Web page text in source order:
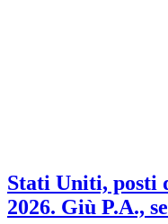
Stati Uniti, posti
2026. Giù P.A.,